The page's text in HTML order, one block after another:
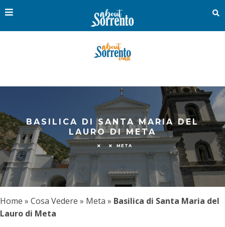
BASILICA DI SANTA MARIA DEL
LAURO DI META
META
Home » Cosa Vedere » Meta » Basilica di Santa Maria del
Lauro di Meta